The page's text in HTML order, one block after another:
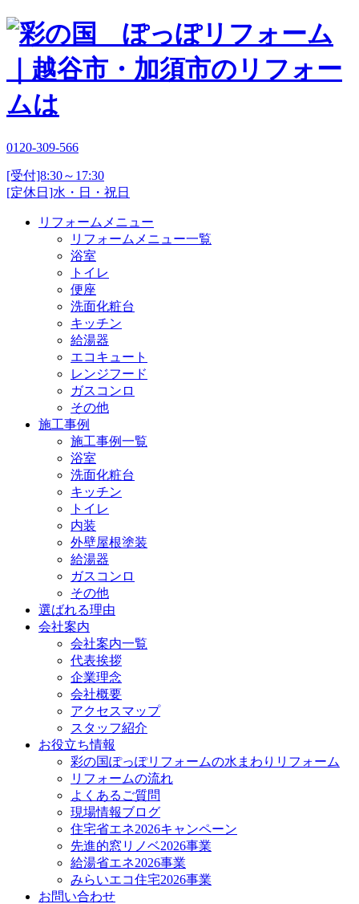
0120-309-566
[受付]8:30～17:30
[定休日]水・日・祝日
リフォームメニュー
リフォームメニュー一覧
浴室
トイレ
便座
洗面化粧台
キッチン
給湯器
エコキュート
レンジフード
ガスコンロ
その他
施工事例
施工事例一覧
浴室
洗面化粧台
キッチン
トイレ
内装
外壁屋根塗装
給湯器
ガスコンロ
その他
選ばれる理由
会社案内
会社案内一覧
代表挨拶
企業理念
会社概要
アクセスマップ
スタッフ紹介
お役立ち情報
彩の国ぽっぽリフォームの水まわりリフォーム
リフォームの流れ
よくあるご質問
現場情報ブログ
住宅省エネ2026キャンペーン
先進的窓リノベ2026事業
給湯省エネ2026事業
みらいエコ住宅2026事業
お問い合わせ